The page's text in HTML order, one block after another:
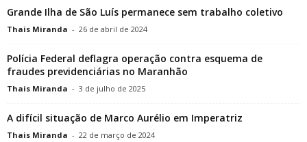
Grande Ilha de São Luís permanece sem trabalho coletivo
Thais Miranda - 26 de abril de 2024
Polícia Federal deflagra operação contra esquema de
fraudes previdenciárias no Maranhão
Thais Miranda - 3 de julho de 2025
A difícil situação de Marco Aurélio em Imperatriz
Thais Miranda - 22 de março de 2024